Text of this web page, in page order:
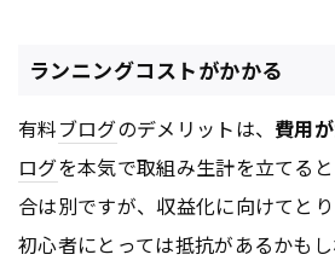
ランニングコストがかかる
有料ブログのデメリットは、費用
ログを本気で取組み生計を立てる
合は別ですが、収益化に向けてと
初心者にとっては抵抗があるかもし